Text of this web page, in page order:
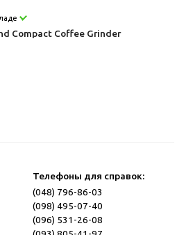
Compact Coffee Grinder
Телефоны для справок:
(048) 796-86-03
(098) 495-07-40
(096) 531-26-08